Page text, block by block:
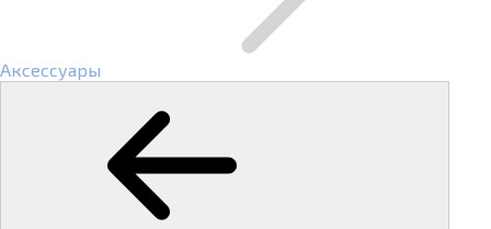
Аксессуары